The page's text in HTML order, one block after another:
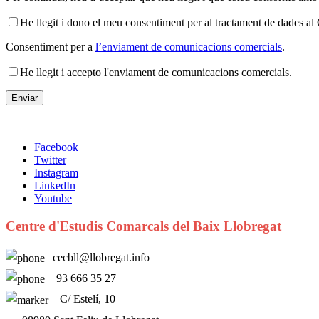
He llegit i dono el meu consentiment per al tractament de dades
Consentiment per a l’enviament de comunicacions comercials.
He llegit i accepto l'enviament de comunicacions comercials.
Facebook
Twitter
Instagram
LinkedIn
Youtube
Centre d'Estudis Comarcals del Baix Llobregat
cecbll@llobregat.info
93 666 35 27
C/ Estelí, 10